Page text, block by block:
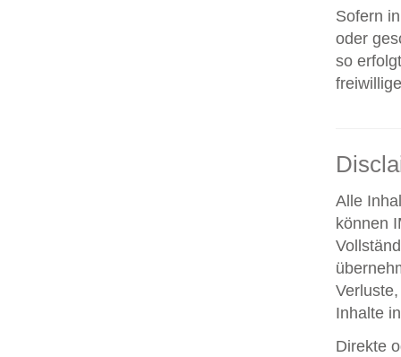
Sofern
oder
so
Alle
können
Inhalte
Direkte